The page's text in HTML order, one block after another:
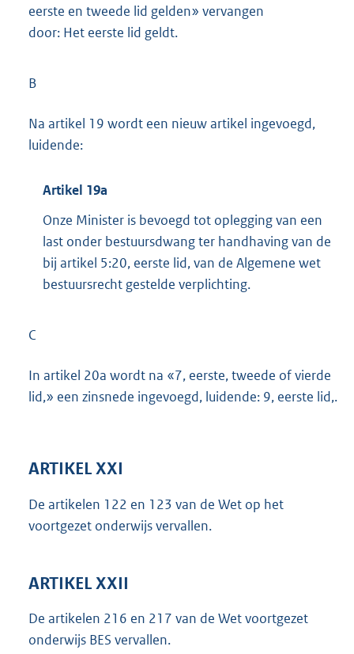
eerste en tweede lid gelden» vervangen
door: Het eerste lid geldt.
B
Na artikel 19 wordt een nieuw artikel ingevoegd,
luidende:
Artikel 19a
Onze Minister is bevoegd tot oplegging van een
last onder bestuursdwang ter handhaving van de
bij artikel 5:20, eerste lid, van de Algemene wet
bestuursrecht gestelde verplichting.
C
In artikel 20a wordt na «7, eerste, tweede of vierde
lid,» een zinsnede ingevoegd, luidende: 9, eerste lid,.
ARTIKEL XXI
De artikelen 122 en 123 van de Wet op het
voortgezet onderwijs vervallen.
ARTIKEL XXII
De artikelen 216 en 217 van de Wet voortgezet
onderwijs BES vervallen.